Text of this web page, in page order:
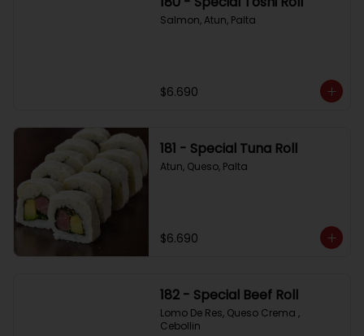
Salmon, Atun, Palta
$6.690
181 - Special Tuna Roll
Atun, Queso, Palta
$6.690
182 - Special Beef Roll
Lomo De Res, Queso Crema ,
Cebollin